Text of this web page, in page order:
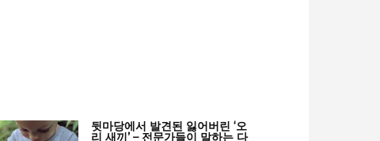
뒷마당에서 발견된 잃어버린 ‘오
리 새끼’ – 전문가들이 말하는 다